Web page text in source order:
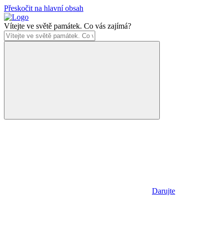
Přeskočit na hlavní obsah
Vítejte ve světě památek. Co vás zajímá?
Darujte